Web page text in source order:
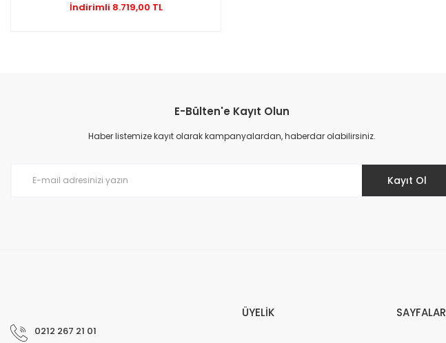
İndirimli 8.719,00 TL
E-Bülten'e Kayıt Olun
Haber listemize kayıt olarak kampanyalardan, haberdar olabilirsiniz.
Kayıt Ol
0212 267 21 01
ÜYELİK SAYFALAR